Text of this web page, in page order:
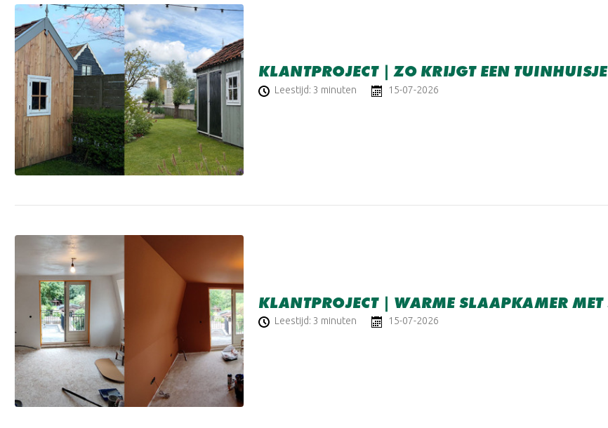
KLANTPROJECT | ZO KRIJGT EEN
Leestijd: 3 minuten 15-07-2026
KLANTPROJECT | WARME SLAAPKAMER MET
Leestijd: 3 minuten 15-07-2026